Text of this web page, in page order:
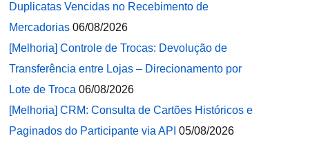
Duplicatas Vencidas no Recebimento de
Mercadorias 06/08/2026
[Melhoria] Controle de Trocas: Devolução de
Transferência entre Lojas – Direcionamento por
Lote de Troca 06/08/2026
[Melhoria] CRM: Consulta de Cartões Históricos e
Paginados do Participante via API 05/08/2026